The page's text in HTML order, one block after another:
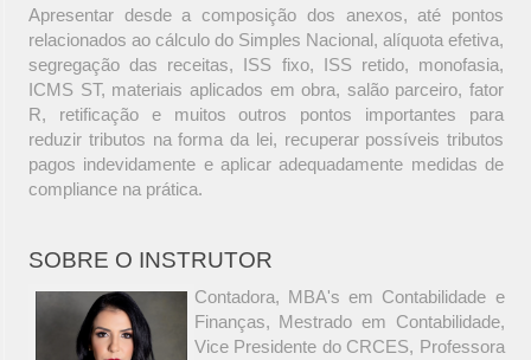
Apresentar desde a composição dos anexos, até pontos
relacionados ao cálculo do Simples Nacional, alíquota efetiva,
segregação das receitas, ISS fixo, ISS retido, monofasia,
ICMS ST, materiais aplicados em obra, salão parceiro, fator
R, retificação e muitos outros pontos importantes para
reduzir tributos na forma da lei, recuperar possíveis tributos
pagos indevidamente e aplicar adequadamente medidas de
compliance na prática.
SOBRE O INSTRUTOR
Contadora, MBA's em Contabilidade e
Finanças, Mestrado em Contabilidade,
Vice Presidente do CRCES, Professora